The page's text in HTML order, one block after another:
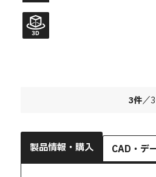
3件／3
製品情報・購入 CAD・デ